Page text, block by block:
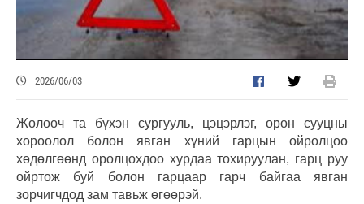
2026/06/03
Жолооч та бүхэн сургууль, цэцэрлэг, орон сууцны
хороолол болон явган хүний гарцын ойролцоо
хөдөлгөөнд оролцохдоо хурдаа тохируулан, гарц руу
ойртож буй болон гарцаар гарч байгаа явган
зорчигчдод зам тавьж өгөөрэй.